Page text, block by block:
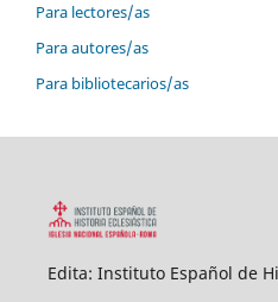
Para lectores/as
Para autores/as
Para bibliotecarios/as
Edita: Instituto Español de